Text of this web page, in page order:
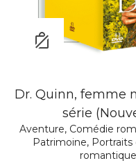
Dr. Quinn, femme
série
Aventure, Comédie
Patrimoine,